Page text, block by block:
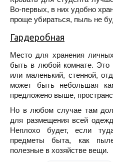
Во-первых, в них удобно
проще убираться, пыль не
Гардеробная
Место для хранения
быть в любой комнате.
или маленький, стенной,
может быть небольшая
предложено выше,
Но в любом случае там
для размещения всей
Неплохо будет, если
предметы быта, как
полезные в хозяйстве вещи.